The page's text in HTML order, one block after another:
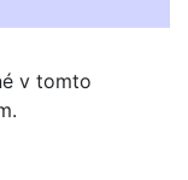
v tomto